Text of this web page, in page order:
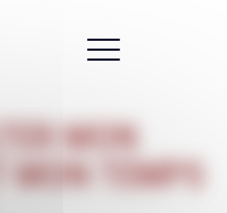
MON
MON TEMPS